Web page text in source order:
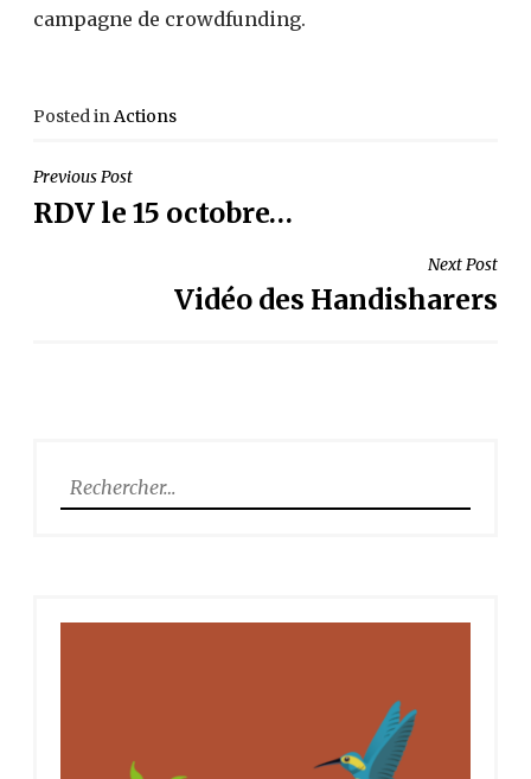
campagne de crowdfunding.
Posted inActions
NAVIGATION
DE
Previous Post
RDV le 15 octobre…
Next Post
Vidéo des Handisharers
Rechercher :